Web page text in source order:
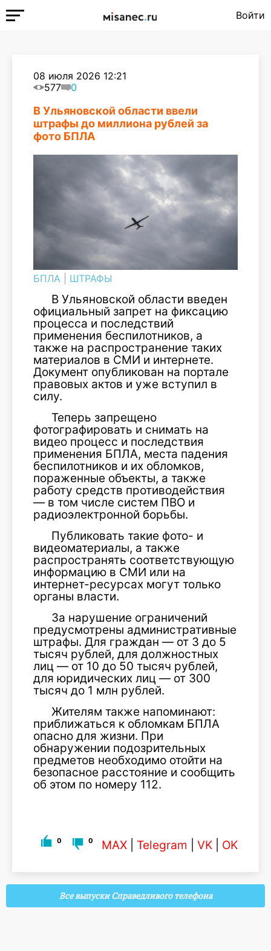
Войти
08 июля 2026 12:21
577
0
В Ульяновской области ввели
штрафы до миллиона рублей за
фото БПЛА
БПЛА ШТРАФЫ
В Ульяновской области введен
официальный запрет на фиксацию
процесса и последствий
применения беспилотников, а
также на распространение таких
материалов в СМИ и интернете.
Документ опубликован на портале
правовых актов и уже вступил в
силу.
Теперь запрещено
фотографировать и снимать на
видео процесс и последствия
применения БПЛА, места падения
беспилотников и их обломков,
пораженные объекты, а также
работу средств противодействия
— в том числе систем ПВО и
радиоэлектронной борьбы.
Публиковать такие фото- и
видеоматериалы, а также
распространять соответствующую
информацию в СМИ или на
интернет-ресурсах могут только
органы власти.
За нарушение ограничений
предусмотрены административные
штрафы. Для граждан — от 3 до 5
тысяч рублей, для должностных
лиц — от 10 до 50 тысяч рублей,
для юридических лиц — от 300
тысяч до 1 млн рублей.
Жителям также напоминают:
приближаться к обломкам БПЛА
опасно для жизни. При
обнаружении подозрительных
предметов необходимо отойти на
безопасное расстояние и сообщить
об этом по номеру 112.
0 0 MAX Telegram VK OK
Все выпуски Справедливого телефона